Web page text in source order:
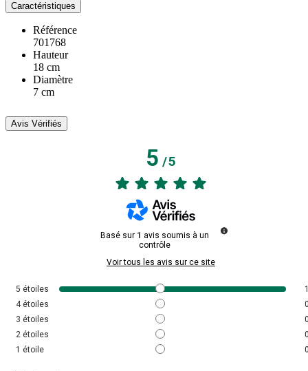
Caractéristiques
Référence
701768
Hauteur
18 cm
Diamètre
7 cm
Avis Vérifiés
5/5
Basé sur 1 avis soumis à un
contrôle
Voir tous les avis sur ce site
5 étoiles
4 étoiles
3 étoiles
2 étoiles
1 étoile